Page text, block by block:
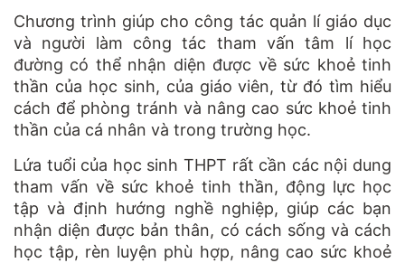
Chương trình giúp cho công tác quản lí giáo dục
và người làm công tác tham vấn tâm lí học
đường có thể nhận diện được về sức khoẻ tinh
thần của học sinh, của giáo viên, từ đó tìm hiểu
cách để phòng tránh và nâng cao sức khoẻ tinh
thần của cá nhân và trong trường học.
Lứa tuổi của học sinh THPT rất cần các nội dung
tham vấn về sức khoẻ tinh thần, động lực học
tập và định hướng nghề nghiệp, giúp các bạn
nhận diện được bản thân, có cách sống và cách
học tập, rèn luyện phù hợp, nâng cao sức khoẻ